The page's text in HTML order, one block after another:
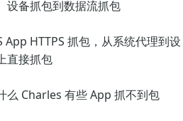
设备抓包到数据流抓包
App HTTPS 抓包，从系统代理到设
直接抓包
么 Charles 有些 App 抓不到包